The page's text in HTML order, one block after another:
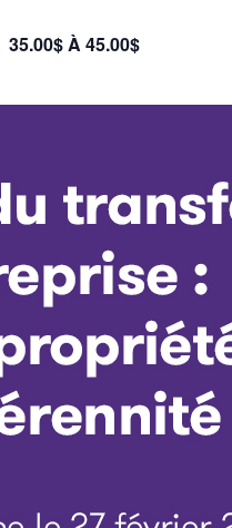
35.00$ À 45.00$